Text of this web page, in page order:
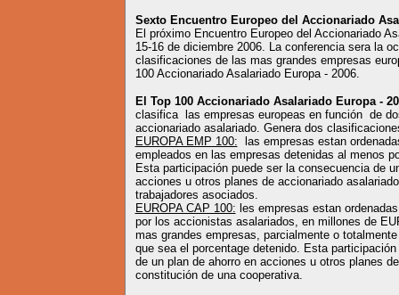
Sexto Encuentro Europeo del Accionariado
El próximo Encuentro Europeo del Accionariado
15-16 de diciembre 2006. La conferencia sera la
clasificaciones de las mas grandes empresas
100 Accionariado Asalariado Europa - 2006.
El Top 100 Accionariado Asalariado Europa -
clasifica las empresas europeas en función de
accionariado asalariado. Genera dos
EUROPA EMP 100:
las empresas estan
empleados en las empresas detenidas al menos
Esta participación puede ser la consecuencia de
acciones u otros planes de accionariado
trabajadores asociados.
EUROPA CAP 100: les empresas estan
por los accionistas asalariados, en millones de
mas grandes empresas, parcialmente o
que sea el porcentage detenido. Esta
de un plan de ahorro en acciones u otros planes
constitución de una cooperativa.